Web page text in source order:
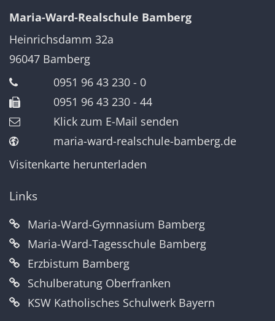
Maria-Ward-Realschule Bamberg
Heinrichsdamm 32a
96047 Bamberg
0951 96 43 230 - 0
0951 96 43 230 - 44
Klick zum E-Mail senden
maria-ward-realschule-bamberg.de
Visitenkarte herunterladen
Links
Maria-Ward-Gymnasium Bamberg
Maria-Ward-Tagesschule Bamberg
Erzbistum Bamberg
Schulberatung Oberfranken
KSW Katholisches Schulwerk Bayern